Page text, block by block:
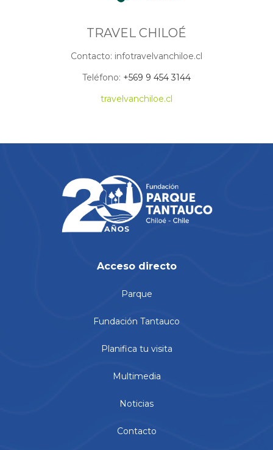
TRAVEL CHILOÉ
Contacto: infotravelvanchiloe.cl
Teléfono: +569 9 454 3144
travelvanchiloe.cl
Acceso directo
Parque
Fundación Tantauco
Planifica tu visita
Multimedia
Noticias
Contacto